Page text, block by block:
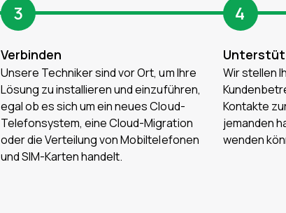
3 4
Verbinden
Unsere Techniker sind vor Ort, um Ihre
Lösung zu installieren und einzuführen,
egal ob es sich um ein neues Cloud-
Telefonsystem, eine Cloud-Migration
oder die Verteilung von Mobiltelefonen
und SIM-Karten handelt.
Wir stellen
Kontakte
jemanden
wenden